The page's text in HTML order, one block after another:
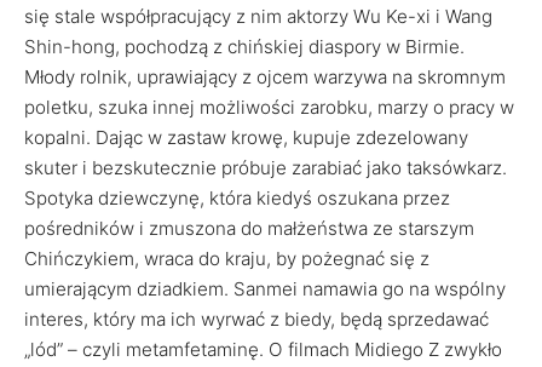
się stale współpracujący z nim aktorzy Wu Ke-xi i Wang
Shin-hong, pochodzą z chińskiej diaspory w Birmie.
Młody rolnik, uprawiający z ojcem warzywa na skromnym
poletku, szuka innej możliwości zarobku, marzy o pracy w
kopalni. Dając w zastaw krowę, kupuje zdezelowany
skuter i bezskutecznie próbuje zarabiać jako taksówkarz.
Spotyka dziewczynę, która kiedyś oszukana przez
pośredników i zmuszona do małżeństwa ze starszym
Chińczykiem, wraca do kraju, by pożegnać się z
umierającym dziadkiem. Sanmei namawia go na wspólny
interes, który ma ich wyrwać z biedy, będą sprzedawać
„lód” – czyli metamfetaminę. O filmach Midiego Z zwykło